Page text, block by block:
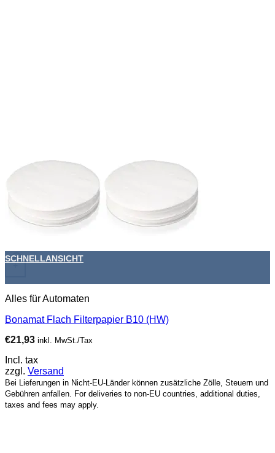
+
SCHNELLANSICHT
Alles für Automaten
Bonamat Flach Filterpapier B10 (HW)
€21,93 inkl. MwSt./Tax
Incl. tax
zzgl. Versand
Bei Lieferungen in Nicht-EU-Länder können zusätzliche Zölle, Steuern und
Gebühren anfallen. For deliveries to non-EU countries, additional duties,
taxes and fees may apply.